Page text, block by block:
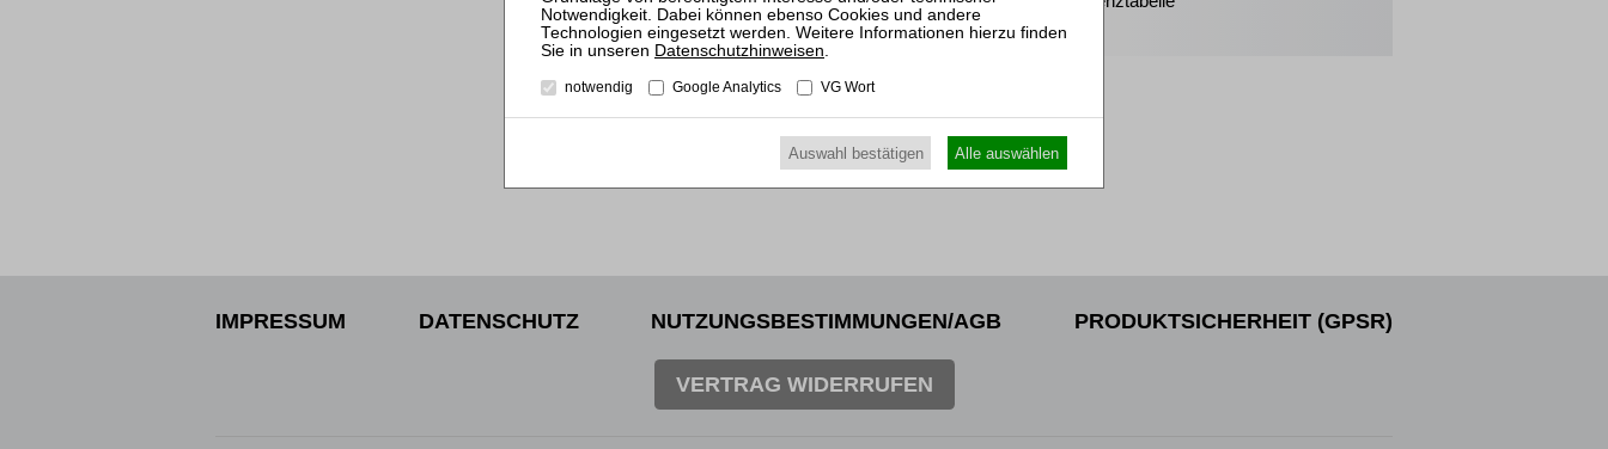
IMPRESSUM DATENSCHUTZ NUTZUNGSBESTIMMUNGEN/AGB PRODUKTSICHERHEIT (GPSR)
VERTRAG WIDERRUFEN
Datenschutzhinweisen
notwendig Google Analytics VG Wort
Auswahl bestätigen Alle auswählen